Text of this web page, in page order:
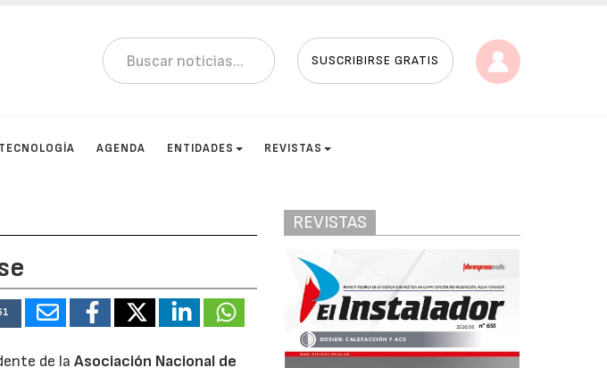
SUSCRIBIRSE GRATIS
TECNOLOGÍA AGENDA ENTIDADES REVISTAS
de laAsociación Nacional de
REVISTAS